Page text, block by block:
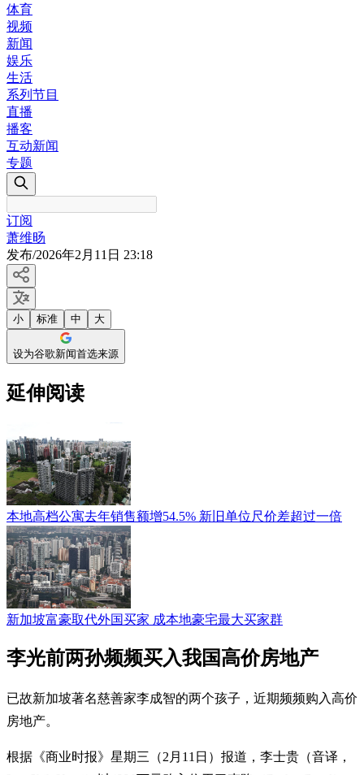
体育
视频
新闻
娱乐
生活
系列节目
直播
播客
互动新闻
专题
订阅
萧维旸
发布/2026年2月11日 23:18
小 标准 中 大
设为谷歌新闻首选来源
延伸阅读
本地高档公寓去年销售额增54.5% 新旧单位尺价差超过一倍
新加坡富豪取代外国买家 成本地豪宅最大买家群
李光前两孙频频买入我国高价房地产
已故新加坡著名慈善家李成智的两个孩子，近期频频购入高价
房地产。
根据《商业时报》星期三（2月11日）报道，李士贵（音译，